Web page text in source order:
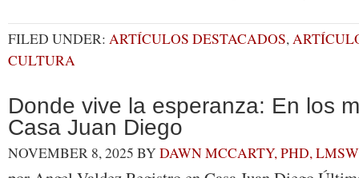
FILED UNDER: ARTÍCULOS DESTACADOS,
CULTURA
Donde vive la esperanza: En los
Casa Juan Diego
NOVEMBER 8, 2025 BYDAWN MCCARTY, PHD, LMSW